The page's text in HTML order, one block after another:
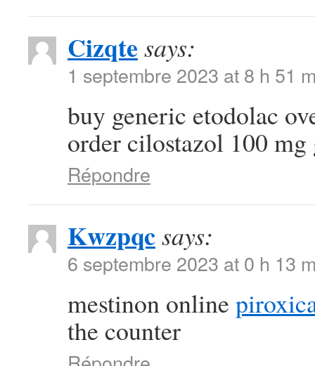
Cizqte says:
1 septembre 2023 at 8 h 51
buy generic etodolac
order cilostazol 100 mg
Répondre
Kwzpqcsays:
6 septembre 2023 at 0 h 13
mestinon online
the counter